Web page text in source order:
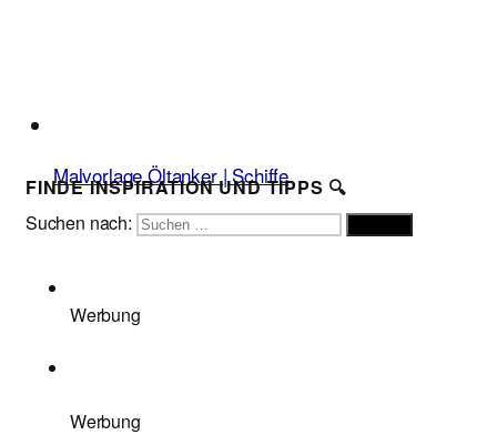
Malvorlage Öltanker | Schiffe
FINDE INSPIRATION UND TIPPS 🔍
Suchen nach:
Werbung
Werbung